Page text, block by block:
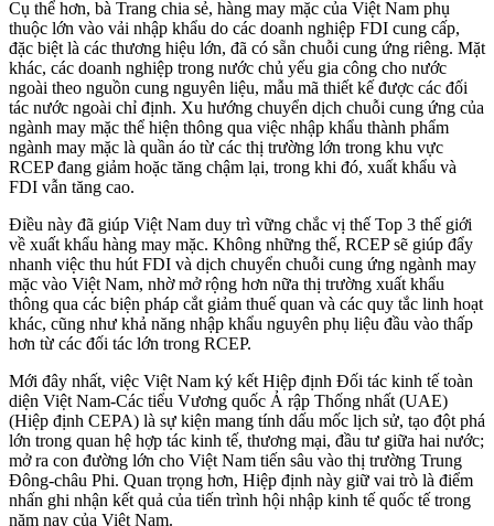
Cụ thể hơn, bà Trang chia sẻ, hàng may mặc của Việt Nam phụ
thuộc lớn vào vải nhập khẩu do các doanh nghiệp FDI cung cấp,
đặc biệt là các thương hiệu lớn, đã có sẵn chuỗi cung ứng riêng. Mặt
khác, các doanh nghiệp trong nước chủ yếu gia công cho nước
ngoài theo nguồn cung nguyên liệu, mẫu mã thiết kế được các đối
tác nước ngoài chỉ định. Xu hướng chuyển dịch chuỗi cung ứng của
ngành may mặc thể hiện thông qua việc nhập khẩu thành phẩm
ngành may mặc là quần áo từ các thị trường lớn trong khu vực
RCEP đang giảm hoặc tăng chậm lại, trong khi đó, xuất khẩu và
FDI vẫn tăng cao.
Điều này đã giúp Việt Nam duy trì vững chắc vị thế Top 3 thế giới
về xuất khẩu hàng may mặc. Không những thế, RCEP sẽ giúp đẩy
nhanh việc thu hút FDI và dịch chuyển chuỗi cung ứng ngành may
mặc vào Việt Nam, nhờ mở rộng hơn nữa thị trường xuất khẩu
thông qua các biện pháp cắt giảm thuế quan và các quy tắc linh hoạt
khác, cũng như khả năng nhập khẩu nguyên phụ liệu đầu vào thấp
hơn từ các đối tác lớn trong RCEP.
Mới đây nhất, việc Việt Nam ký kết Hiệp định Đối tác kinh tế toàn
diện Việt Nam-Các tiểu Vương quốc Ả rập Thống nhất (UAE)
(Hiệp định CEPA) là sự kiện mang tính dấu mốc lịch sử, tạo đột phá
lớn trong quan hệ hợp tác kinh tế, thương mại, đầu tư giữa hai nước;
mở ra con đường lớn cho Việt Nam tiến sâu vào thị trường Trung
Đông-châu Phi. Quan trọng hơn, Hiệp định này giữ vai trò là điểm
nhấn ghi nhận kết quả của tiến trình hội nhập kinh tế quốc tế trong
năm nay của Việt Nam.